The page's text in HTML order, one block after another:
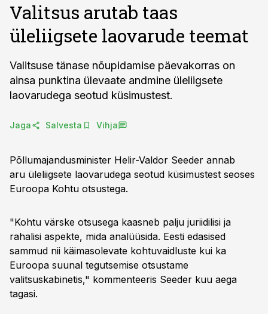
Valitsus arutab taas
üleliigsete laovarude teemat
Valitsuse tänase nõupidamise päevakorras on
ainsa punktina ülevaate andmine üleliigsete
laovarudega seotud küsimustest.
Jaga Salvesta Vihja
Põllumajandusminister Helir-Valdor Seeder annab
aru üleliigsete laovarudega seotud küsimustest seoses
Euroopa Kohtu otsustega.
"Kohtu värske otsusega kaasneb palju juriidilisi ja
rahalisi aspekte, mida analüüsida. Eesti edasised
sammud nii käimasolevate kohtuvaidluste kui ka
Euroopa suunal tegutsemise otsustame
valitsuskabinetis," kommenteeris Seeder kuu aega
tagasi.